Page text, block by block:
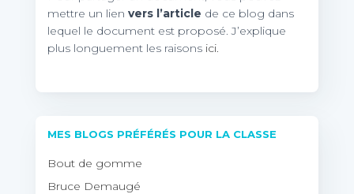
mettre un lien vers l’article de ce blog dans
lequel le document est proposé. J’explique
plus longuement les raisons ici.
MES BLOGS PRÉFÉRÉS POUR LA CLASSE
Bout de gomme
Bruce Demaugé